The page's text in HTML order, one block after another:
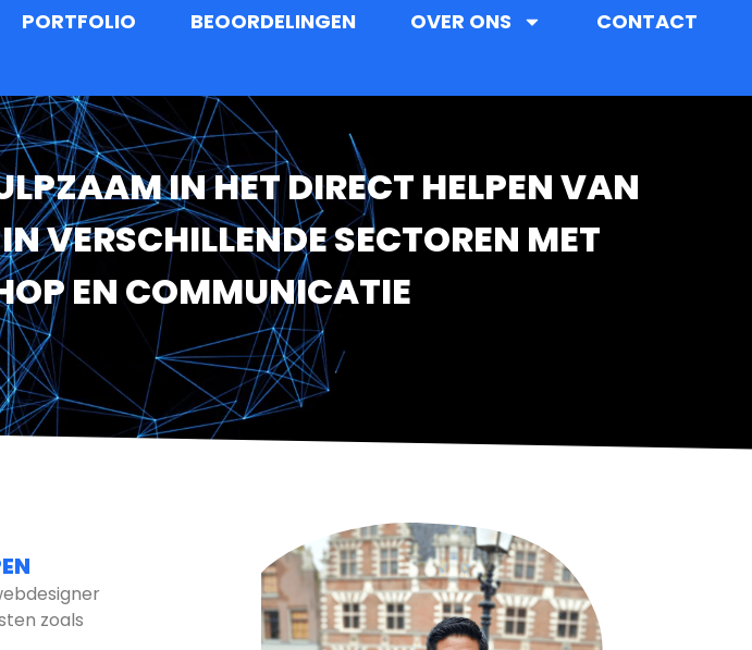
PORTFOLIO BEOORDELINGEN OVER ONS CONTACT
IN HET DIRECT HELPEN VAN
VERSCHILLENDE SECTOREN MET
EN COMMUNICATIE
zoals